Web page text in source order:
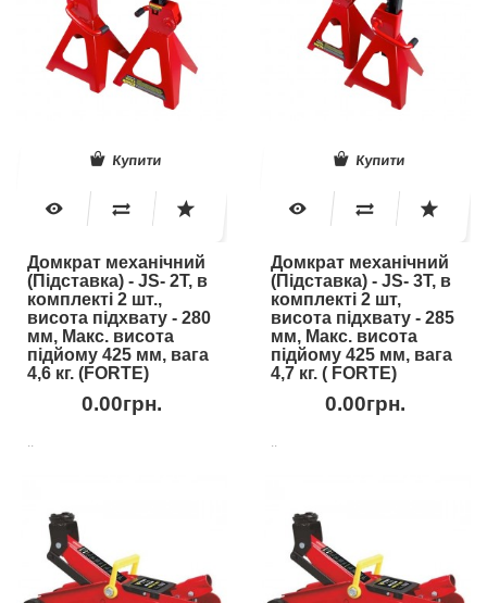
Купити
Домкрат механічний
(Підставка) - JS- 2T, в
комплекті 2 шт.,
висота підхвату - 280
мм, Макс. висота
підйому 425 мм, вага
4,6 кг. (FORTE)
0.00грн.
..
Купити
Домкрат механічний
(Підставка) - JS- 3T, в
комплекті 2 шт,
висота підхвату - 285
мм, Макс. висота
підйому 425 мм, вага
4,7 кг. ( FORTE)
0.00грн.
..